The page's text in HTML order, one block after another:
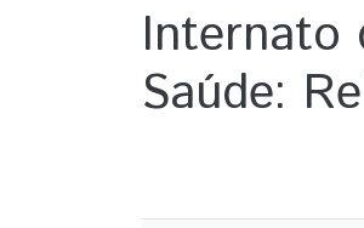
Internato
Saúde: